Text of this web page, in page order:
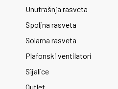
Unutrašnja rasveta
Spoljna rasveta
Solarna rasveta
Plafonski ventilatori
Sijalice
Outlet